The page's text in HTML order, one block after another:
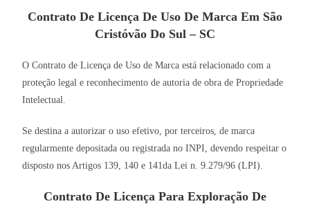
Contrato De Licença De Uso De Marca Em São
Cristóvão Do Sul – SC
O Contrato de Licença de Uso de Marca está relacionado com a
proteção legal e reconhecimento de autoria de obra de Propriedade
Intelectual.
Se destina a autorizar o uso efetivo, por terceiros, de marca
regularmente depositada ou registrada no INPI, devendo respeitar o
disposto nos Artigos 139, 140 e 141da Lei n. 9.279/96 (LPI).
Contrato De Licença Para Exploração De